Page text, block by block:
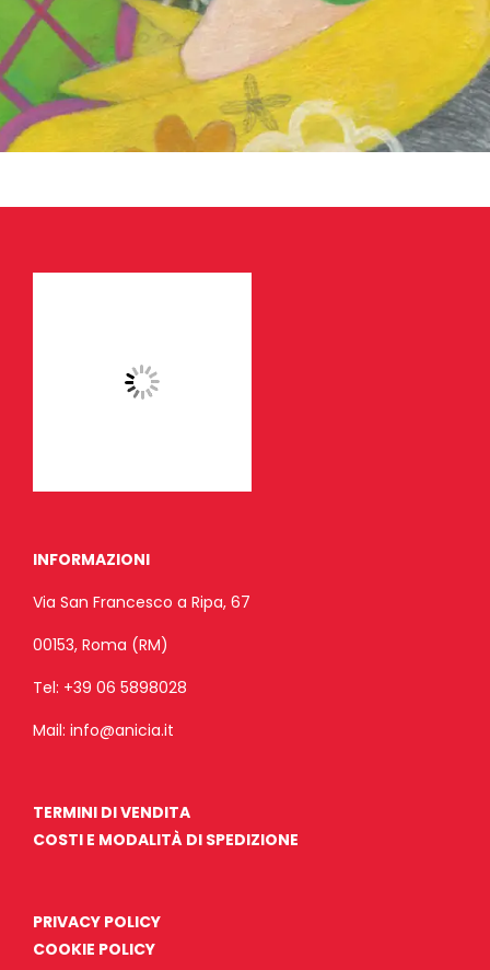
INFORMAZIONI
Via San Francesco a Ripa, 67
00153, Roma (RM)
Tel: +39 06 5898028
Mail: info@anicia.it
TERMINI DI VENDITA
COSTI E MODALITÀ DI SPEDIZIONE
PRIVACY POLICY
COOKIE POLICY